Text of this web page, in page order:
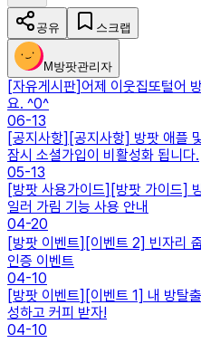
공유 스크랩
M방팟관리자
[자유게시판]어제 이웃집또털어
요. ^0^
06-13
[공지사항] [공지사항] 방팟 애플
잠시 소셜가입이 비활성화 됩니다.
05-13
[방팟 사용가이드] [방팟 가이드]
일러 가림 기능 사용 안내
04-20
[방팟 이벤트] [이벤트 2] 빈자리
인증 이벤트
04-10
[방팟 이벤트] [이벤트 1] 내 방탈
성하고 커피 받자!
04-10